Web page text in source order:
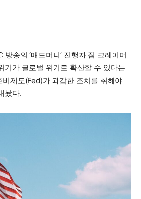
방송의 ‘매드머니’ 진행자 짐 크레이머
기가 글로벌 위기로 확산할 수 있다는
비제도(Fed)가 과감한 조치를 취해야
놨다.